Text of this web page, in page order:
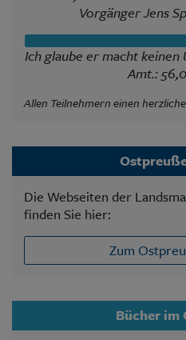
Vorgänger Jens
Ich glaube er macht keinen
Amt.:
Allen Teilnehmern einen
Die Webseiten der
finden Sie hier:
Zum
Bücher im